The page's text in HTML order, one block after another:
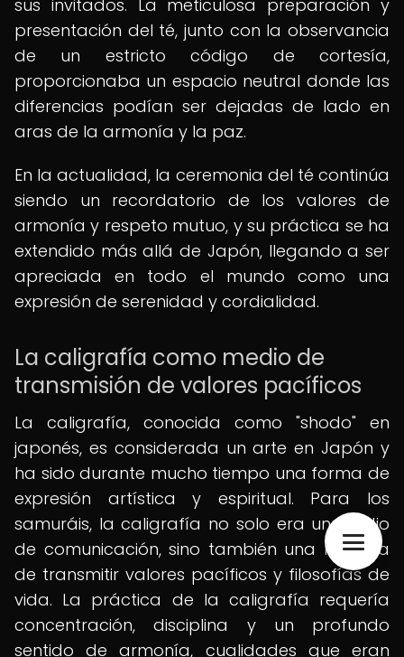
sus invitados. La meticulosa preparación y
presentación del té, junto con la observancia
de un estricto código de cortesía,
proporcionaba un espacio neutral donde las
diferencias podían ser dejadas de lado en
aras de la armonía y la paz.
En la actualidad, la ceremonia del té continúa
siendo un recordatorio de los valores de
armonía y respeto mutuo, y su práctica se ha
extendido más allá de Japón, llegando a ser
apreciada en todo el mundo como una
expresión de serenidad y cordialidad.
La caligrafía como medio de
transmisión de valores pacíficos
La caligrafía, conocida como "shodo" en
japonés, es considerada un arte en Japón y
ha sido durante mucho tiempo una forma de
expresión artística y espiritual. Para los
samuráis, la caligrafía no solo era un medio
de comunicación, sino también una manera
de transmitir valores pacíficos y filosofías de
vida. La práctica de la caligrafía requería
concentración, disciplina y un profundo
sentido de armonía, cualidades que eran